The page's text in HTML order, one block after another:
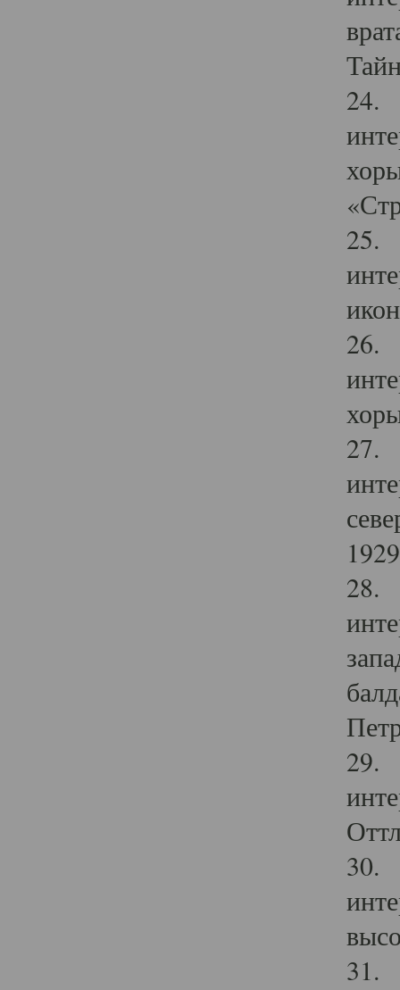
24.
25.
26.
27.
28.
29.
30.
31.